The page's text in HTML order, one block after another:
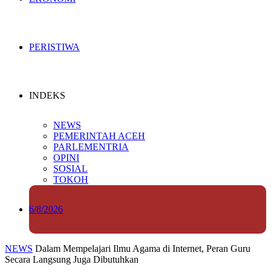
PERISTIWA
INDEKS
NEWS
PEMERINTAH ACEH
PARLEMENTRIA
OPINI
SOSIAL
TOKOH
6/8/2026
NEWS Dalam Mempelajari Ilmu Agama di Internet, Peran Guru
Secara Langsung Juga Dibutuhkan